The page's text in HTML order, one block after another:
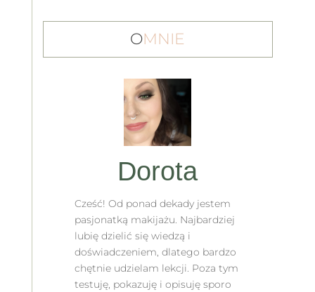
OMNIE
Dorota
Cześć! Od ponad dekady jestem
pasjonatką makijażu. Najbardziej
lubię dzielić się wiedzą i
doświadczeniem, dlatego bardzo
chętnie udzielam lekcji. Poza tym
testuję, pokazuję i opisuję sporo